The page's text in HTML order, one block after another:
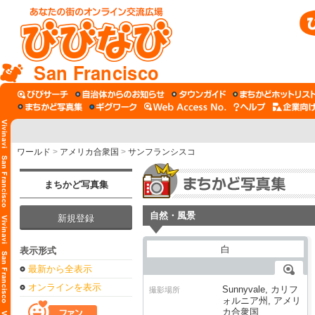
San Francisco
ワールド > アメリカ合衆国 > サンフランシスコ
まちかど写真集
新規登録
表示形式
最新から全表示
オンラインを表示
自然・風景
撮影場所
Sunnyvale, カリフ
ォルニア州, アメリ
カ合衆国